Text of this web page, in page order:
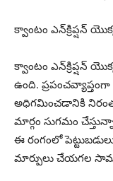
క్వాంటం ఎన్‌క్రిప్షన్
క్వాంటం ఎన్‌క్రిప్షన్
ఉంది. ప్రపంచవ్యాప్తంగా
అధిగమించడానికి
మార్గం సుగమం
ఈ రంగంలో
మార్పులు చేయగల